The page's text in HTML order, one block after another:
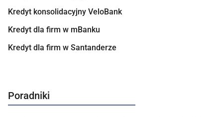
Kredyt konsolidacyjny VeloBank
Kredyt dla firm w mBanku
Kredyt dla firm w Santanderze
Poradniki